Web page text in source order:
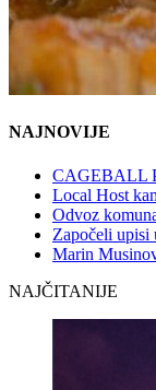
NAJNOVIJE
CAGEBALL
Local Host
Odvoz
Započeli upisi
Marin
NAJČITANIJE